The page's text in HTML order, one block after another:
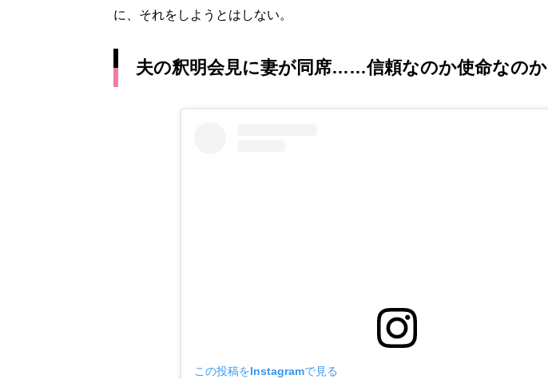
に、それをしようとはしない。
夫の釈明会見に妻が同席……信頼なのか使命なのか
この投稿をInstagramで見る